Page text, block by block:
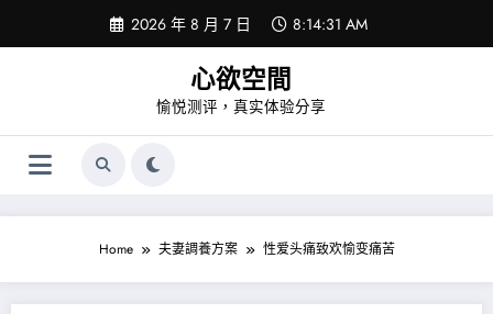
content
2026 年 8 月 7 日 8:14:31 AM
心欲空間
愉悦测评，真实体验分享
Home 夫妻調養方案 性爱头痛致欢愉变痛苦